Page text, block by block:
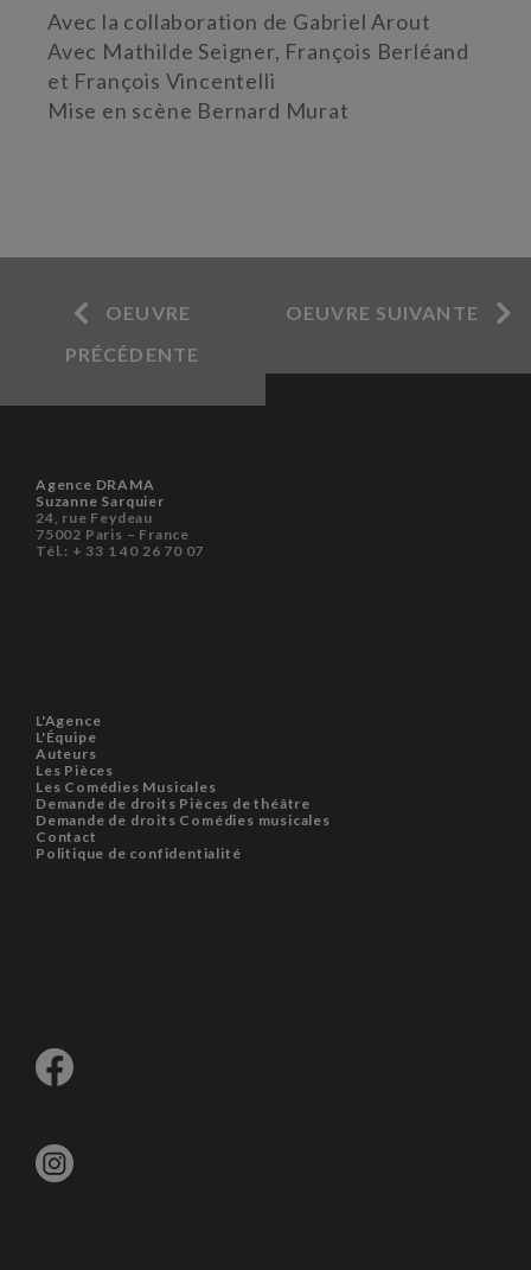
Avec la collaboration de Gabriel Arout
Avec Mathilde Seigner, François Berléand
et François Vincentelli
Mise en scène Bernard Murat
OEUVRE
PRÉCÉDENTE
OEUVRE SUIVANTE
Agence DRAMA
Suzanne Sarquier
24, rue Feydeau
75002 Paris – France
Tél.: + 33 1 40 26 70 07
L'Agence
L'Équipe
Auteurs
Les Pièces
Les Comédies Musicales
Demande de droits Pièces de théâtre
Demande de droits Comédies musicales
Contact
Politique de confidentialité